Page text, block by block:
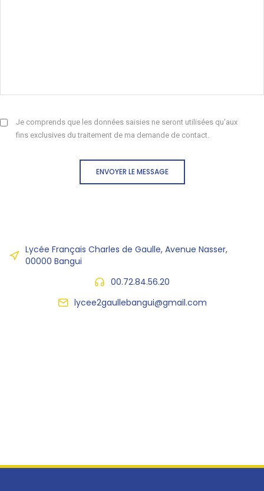
Je comprends que les données saisies ne seront utilisées qu'aux
fins exclusives du traitement de ma demande de contact.
ENVOYER LE MESSAGE
Lycée Français Charles de Gaulle, Avenue Nasser,
00000 Bangui
00.72.84.56.20
lycee2gaullebangui@gmail.com